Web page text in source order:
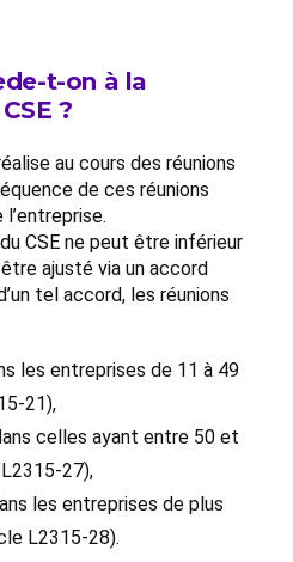
t-on à la
?
au cours des réunions
de ces réunions
CSE ne peut être inférieur
ajusté via un accord
tel accord, les réunions
les entreprises de 11 à 49
21),
celles ayant entre 50 et
27),
les entreprises de plus
L2315-28).